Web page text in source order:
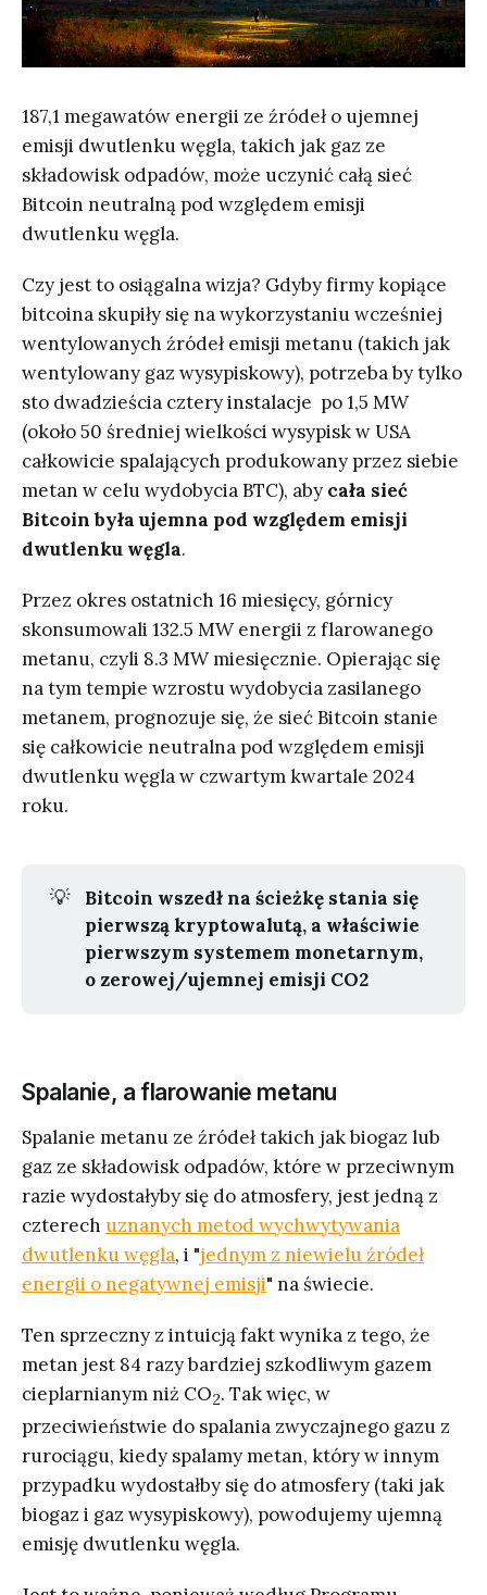
187,1 megawatów energii ze źródeł o ujemnej
emisji dwutlenku węgla, takich jak gaz ze
składowisk odpadów, może uczynić całą sieć
Bitcoin neutralną pod względem emisji
dwutlenku węgla.
Czy jest to osiągalna wizja? Gdyby firmy kopiące
bitcoina skupiły się na wykorzystaniu wcześniej
wentylowanych źródeł emisji metanu (takich jak
wentylowany gaz wysypiskowy), potrzeba by tylko
sto dwadzieścia cztery instalacje po 1,5 MW
(około 50 średniej wielkości wysypisk w USA
całkowicie spalających produkowany przez siebie
metan w celu wydobycia BTC), aby cała sieć
Bitcoin była ujemna pod względem emisji
dwutlenku węgla.
Przez okres ostatnich 16 miesięcy, górnicy
skonsumowali 132.5 MW energii z flarowanego
metanu, czyli 8.3 MW miesięcznie. Opierając się
na tym tempie wzrostu wydobycia zasilanego
metanem, prognozuje się, że sieć Bitcoin stanie
się całkowicie neutralna pod względem emisji
dwutlenku węgla w czwartym kwartale 2024
roku.
💡
Bitcoin wszedł na ścieżkę stania się
pierwszą kryptowalutą, a właściwie
pierwszym systemem monetarnym,
o zerowej/ujemnej emisji CO2
Spalanie, a flarowanie metanu
Spalanie metanu ze źródeł takich jak biogaz lub
gaz ze składowisk odpadów, które w przeciwnym
razie wydostałyby się do atmosfery, jest jedną z
czterech uznanych metod wychwytywania
dwutlenku węgla, i "jednym z niewielu źródeł
energii o negatywnej emisji" na świecie.
Ten sprzeczny z intuicją fakt wynika z tego, że
metan jest 84 razy bardziej szkodliwym gazem
cieplarnianym niż CO2. Tak więc, w
przeciwieństwie do spalania zwyczajnego gazu z
rurociągu, kiedy spalamy metan, który w innym
przypadku wydostałby się do atmosfery (taki jak
biogaz i gaz wysypiskowy), powodujemy ujemną
emisję dwutlenku węgla.